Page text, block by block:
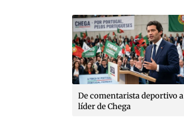
De comentarista deportivo a
líder de Chega